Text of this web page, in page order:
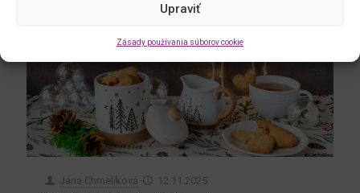
Upraviť
Zásady používania súborov cookie
Jana Chmelíková 12.11.2025